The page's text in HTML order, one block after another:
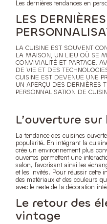
Les dernières tendances en
LES
LA CUISINE EST SOUVENT
LA MAISON, UN LIEU OÙ SE
CONVIVIALITÉ ET PARTAGE.
DE VIE ET DES
CUISINE EST DEVENUE UNE
UN APERÇU DES DERNIÈRES
PERSONNALISATION DE
L’ouverture sur
La tendance des cuisines
popularité. En intégrant la
crée un environnement plus
ouvertes permettent une
salon, favorisant ainsi les
et les invités. Pour réussir cette
des matériaux et des couleurs
avec le reste de la décoration
Le retour des
vintage